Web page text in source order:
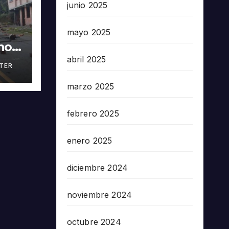
junio 2025
mayo 2025
abril 2025
marzo 2025
febrero 2025
enero 2025
diciembre 2024
noviembre 2024
octubre 2024